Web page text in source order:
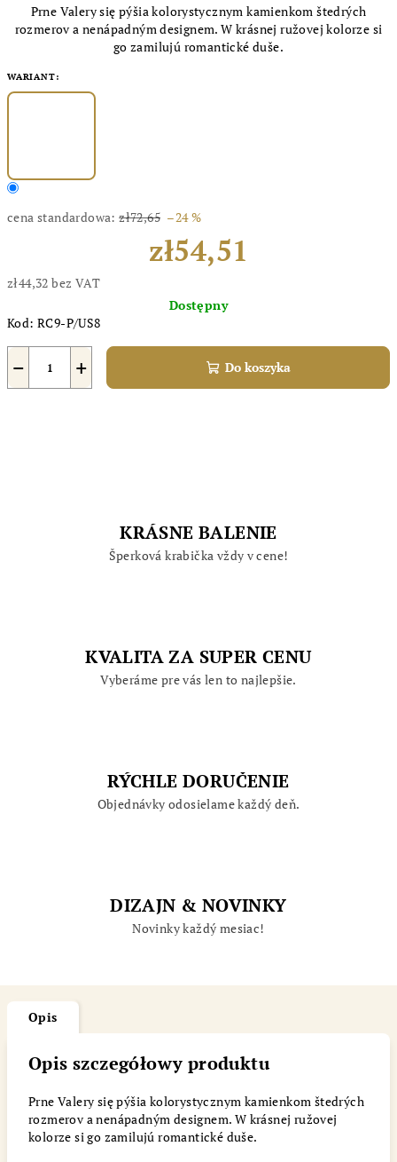
Prne Valery się pýšia kolorystycznym kamienkom štedrých
rozmerov a nenápadným designem. W krásnej ružovej kolorze si
go zamilujú romantické duše.
WARIANT:
cena standardowa: zł72,65 –24 %
zł54,51
zł44,32 bez VAT
jednostkowa:
Dostępny
Kod: RC9-P/US8
+
− Do koszyka
KRÁSNE BALENIE
Šperková krabička vždy v cene!
KVALITA ZA SUPER CENU
Vyberáme pre vás len to najlepšie.
RÝCHLE DORUČENIE
Objednávky odosielame každý deň.
DIZAJN & NOVINKY
Novinky každý mesiac!
Opis
Opis szczegółowy produktu
Prne Valery się pýšia kolorystycznym kamienkom štedrých
rozmerov a nenápadným designem. W krásnej ružovej
kolorze si go zamilujú romantické duše.